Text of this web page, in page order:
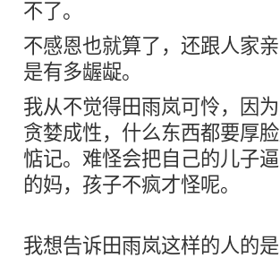
不了。
不感恩也就算了，还跟人家
是有多龌龊。
我从不觉得田雨岚可怜，因
贪婪成性，什么东西都要厚
惦记。难怪会把自己的儿子
的妈，孩子不疯才怪呢。
我想告诉田雨岚这样的人的